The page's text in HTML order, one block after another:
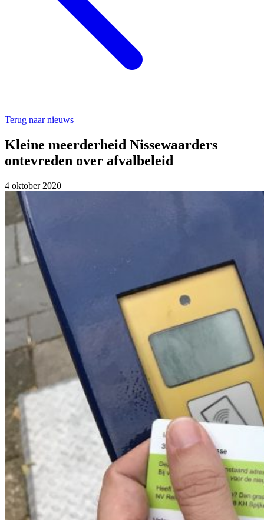
Terug naar nieuws
Kleine meerderheid Nissewaarders
ontevreden over afvalbeleid
4 oktober 2020